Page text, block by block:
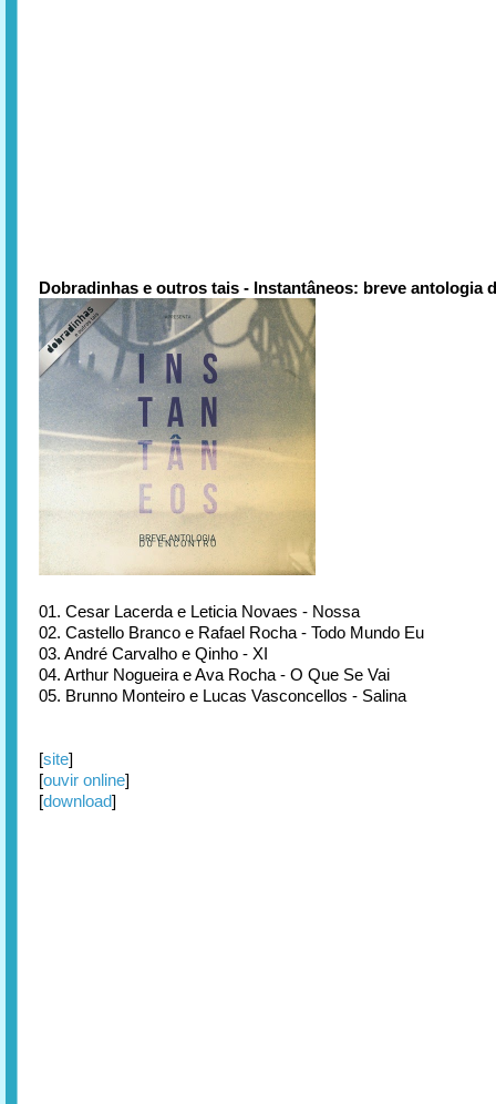
Dobradinhas e outros tais - Instantâneos: breve antologia
01. Cesar Lacerda e Leticia Novaes - Nossa
02. Castello Branco e Rafael Rocha - Todo Mundo Eu
03. André Carvalho e Qinho - XI
04. Arthur Nogueira e Ava Rocha - O Que Se Vai
05. Brunno Monteiro e Lucas Vasconcellos - Salina
[site]
[ouvir online]
[download]